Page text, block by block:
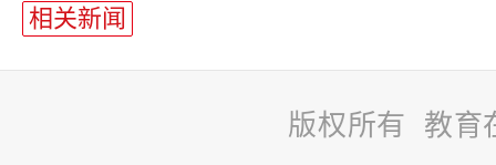
相关新闻
版权所有 教育